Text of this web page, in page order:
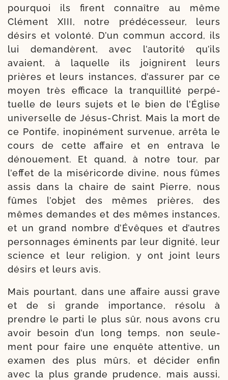
pour­quoi ils firent connaître au même
Clément XIII, notre pré­dé­ces­seur, leurs
dési­rs et volon­té. D’un com­mun accord, ils
lui deman­dèrent, avec l’au­to­ri­té qu’ils
avaient, à laquelle ils joi­gnirent leurs
prières et leurs ins­tances, d’as­su­rer par ce
moyen très effi­cace la tran­quilli­té per­pé­
tuelle de leurs sujets et le bien de l’Église
uni­ver­selle de Jésus-​Christ. Mais la mort de
ce Pontife, inopi­né­ment sur­ve­nue, arrê­ta le
cours de cette affaire et en entra­va le
dénoue­ment. Et quand, à notre tour, par
l’ef­fet de la misé­ri­corde divine, nous fûmes
assis dans la chaire de saint Pierre, nous
fûmes l’ob­jet des mêmes prières, des
mêmes demandes et des mêmes ins­tances,
et un grand nombre d’Évêques et d’autres
per­son­nages émi­nents par leur digni­té, leur
science et leur reli­gion, y ont joint leurs
dési­rs et leurs avis.
Mais pour­tant, dans une affaire aus­si grave
et de si grande impor­tance, réso­lu à
prendre le par­ti le plus sûr, nous avons cru
avoir besoin d’un long temps, non seule­
ment pour faire une enquête atten­tive, un
exa­men des plus mûrs, et déci­der enfin
avec la plus grande pru­dence, mais aus­si,